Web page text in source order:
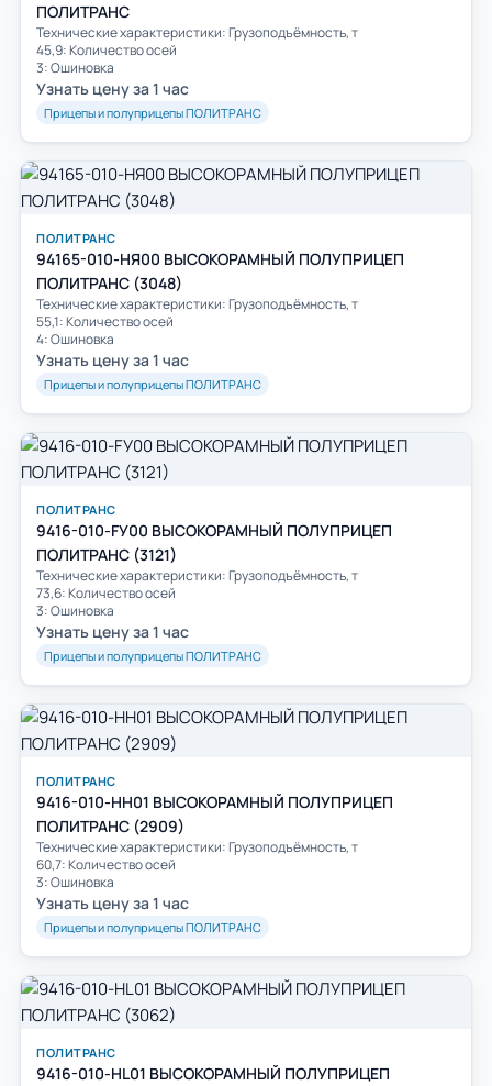
ПОЛИТРАНС
Технические характеристики: Грузоподъёмность, т
45,9: Количество осей
3: Ошиновка
Узнать цену за 1 час
Прицепы и полуприцепы ПОЛИТРАНС
ПОЛИТРАНС
94165-010-HЯ00 ВЫСОКОРАМНЫЙ ПОЛУПРИЦЕП
ПОЛИТРАНС (3048)
Технические характеристики: Грузоподъёмность, т
55,1: Количество осей
4: Ошиновка
Узнать цену за 1 час
Прицепы и полуприцепы ПОЛИТРАНС
ПОЛИТРАНС
9416-010-FУ00 ВЫСОКОРАМНЫЙ ПОЛУПРИЦЕП
ПОЛИТРАНС (3121)
Технические характеристики: Грузоподъёмность, т
73,6: Количество осей
3: Ошиновка
Узнать цену за 1 час
Прицепы и полуприцепы ПОЛИТРАНС
ПОЛИТРАНС
9416-010-HH01 ВЫСОКОРАМНЫЙ ПОЛУПРИЦЕП
ПОЛИТРАНС (2909)
Технические характеристики: Грузоподъёмность, т
60,7: Количество осей
3: Ошиновка
Узнать цену за 1 час
Прицепы и полуприцепы ПОЛИТРАНС
ПОЛИТРАНС
9416-010-HL01 ВЫСОКОРАМНЫЙ ПОЛУПРИЦЕП